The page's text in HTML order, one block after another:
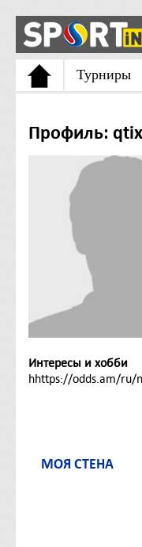
Турниры
Профиль:
Интересы и хобби
hhttps://odds.am/ru/
МОЯ СТЕНА